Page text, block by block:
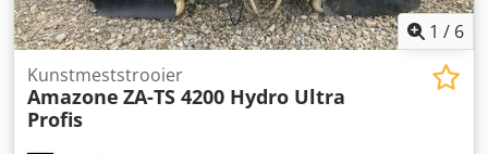
1 / 6
Kunstmeststrooier
Amazone ZA-TS 4200 Hydro Ultra
Profis